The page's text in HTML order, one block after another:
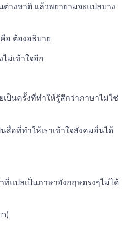
ต่างชาติ แล้วพยายามจะแปลบาง
อ ต้องอธิบาย
ม่เข้าใจอีก
ป็นครั้งที่ทำให้รู้สึกว่าภาษาไม่ใช่
อที่ทำให้เราเข้าใจสังคมอื่นได้
ที่แปลเป็นภาษาอังกฤษตรงๆไม่ได้